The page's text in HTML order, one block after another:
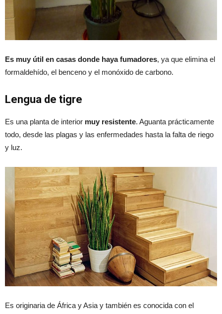
Es muy útil en casas donde haya fumadores, ya que elimina el
formaldehído, el benceno y el monóxido de carbono.
Lengua de tigre
Es una planta de interior muy resistente. Aguanta prácticamente
todo, desde las plagas y las enfermedades hasta la falta de riego
y luz.
Es originaria de África y Asia y también es conocida con el